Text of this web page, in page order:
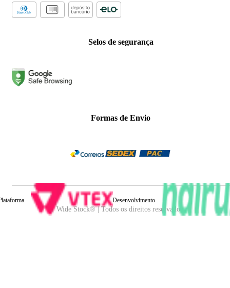
Selos de segurança
Formas de Envio
Wide Stock® | Todos os direitos reservados.
Desenvolvimento